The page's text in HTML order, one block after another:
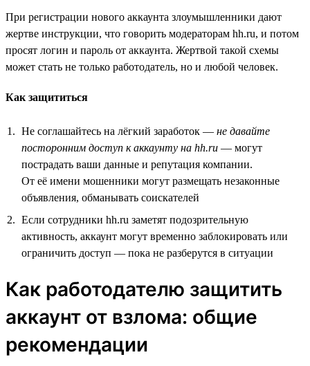
При регистрации нового аккаунта злоумышленники дают
жертве инструкции, что говорить модераторам hh.ru, и потом
просят логин и пароль от аккаунта. Жертвой такой схемы
может стать не только работодатель, но и любой человек.
Как защититься
Не соглашайтесь на лёгкий заработок — не давайте
посторонним доступ к аккаунту на hh.ru — могут
пострадать ваши данные и репутация компании.
От её имени мошенники могут размещать незаконные
объявления, обманывать соискателей
Если сотрудники hh.ru заметят подозрительную
активность, аккаунт могут временно заблокировать или
ограничить доступ — пока не разберутся в ситуации
Как работодателю защитить
аккаунт от взлома: общие
рекомендации